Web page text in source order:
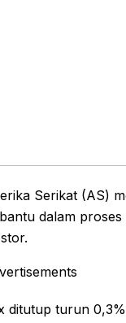
Serikat (AS)
dalam
ditutup turun